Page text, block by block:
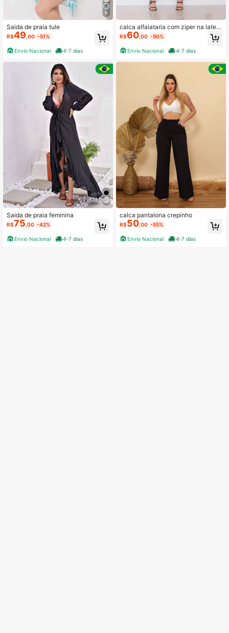
6
Saida de praia tule
R$49 ,00 -51%
Envio Nacional 4-7 dias
Saida de praia feminina
R$75 ,00 -42%
Envio Nacional 4-7 dias
calca alfaiataria com ziper na latera
z
R$60 ,00 -50%
Envio Nacional 4-7 dias
calca pantalona crepinho
R$50 ,00 -55%
Envio Nacional 4-7 dias